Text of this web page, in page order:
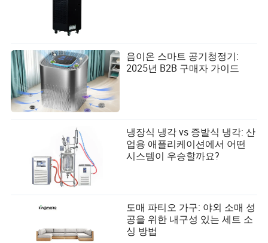
음이온 스마트 공기청정기:
2025년 B2B 구매자 가이드
냉장식 냉각 vs 증발식 냉각: 산
업용 애플리케이션에서 어떤
시스템이 우승할까요?
도매 파티오 가구: 야외 소매 성
공을 위한 내구성 있는 세트 소
싱 방법